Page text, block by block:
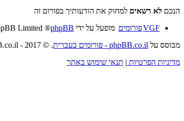
הנכם לא רשאים למחוק את הודעותיך בפורום זה
VGFפורומים מופעל על ידי phpBB
® Forum Software © phpBB Limited
מבוסס על phpBB.co.il - פורומים בעברית
. © 2017 - phpBB.co.il.
מדיניות הפרטיות | תנאי שימוש באתר